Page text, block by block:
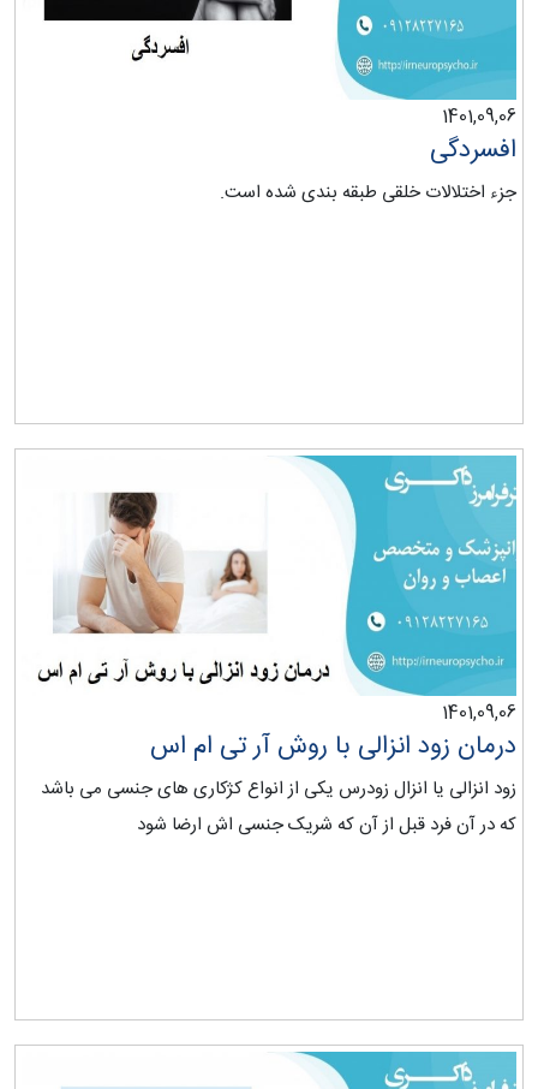
1401,09,06
افسردگی
جزء اختلالات خلقی طبقه بندی شده است.
1401,09,06
درمان زود انزالی با روش آر تی ام اس
زود انزالی یا انزال زودرس یکی از انواع کژکاری های جنسی می باشد
که در آن فرد قبل از آن که شریک جنسی اش ارضا شود